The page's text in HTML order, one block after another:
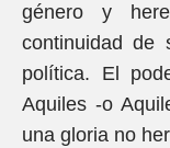
género y
continuidad de
política. El
Aquiles -o
una gloria no